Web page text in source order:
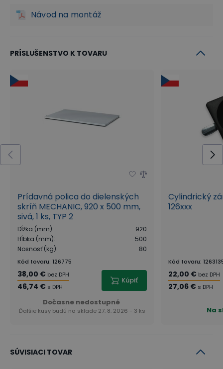
Návod na montáž
PRÍSLUŠENSTVO K TOVARU
Prídavná polica do dielenských
skríň MECHANIC, 920 x 500 mm,
sivá, 1 ks, TYP 2
Dĺžka (mm):
920
Hĺbka (mm):
500
Nosnosť (kg): 80
Kód tovaru: 126775
38,00 € bez DPH
46,74 € s DPH
Kúpiť
Dočasne nedostupné
Ďalšie kusy budú na sklade 27. 8. 2026 - 3 ks
Cylindrický
126xxx
Kód tovaru:
22,00 € bez DPH
27,06 € s DPH
Na
SÚVISIACI TOVAR